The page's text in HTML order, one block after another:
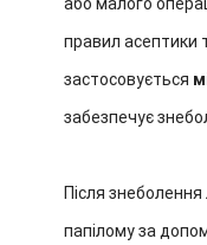
правил асептики
застосовується
забезпечує
Після
папілому за